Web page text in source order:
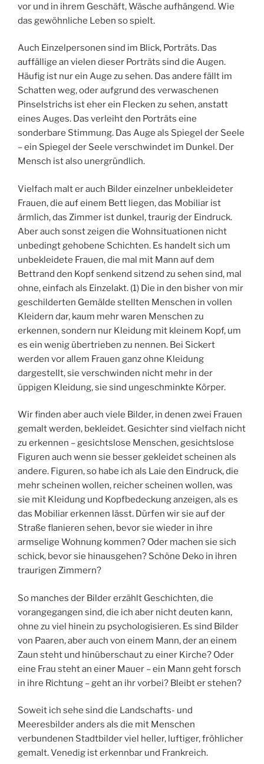
vor und in ihrem Geschäft, Wäsche aufhängend. Wie
das gewöhnliche Leben so spielt.
Auch Einzelpersonen sind im Blick, Porträts. Das
auffällige an vielen dieser Porträts sind die Augen.
Häufig ist nur ein Auge zu sehen. Das andere fällt im
Schatten weg, oder aufgrund des verwaschenen
Pinselstrichs ist eher ein Flecken zu sehen, anstatt
eines Auges. Das verleiht den Porträts eine
sonderbare Stimmung. Das Auge als Spiegel der Seele
– ein Spiegel der Seele verschwindet im Dunkel. Der
Mensch ist also unergründlich.
Vielfach malt er auch Bilder einzelner unbekleideter
Frauen, die auf einem Bett liegen, das Mobiliar ist
ärmlich, das Zimmer ist dunkel, traurig der Eindruck.
Aber auch sonst zeigen die Wohnsituationen nicht
unbedingt gehobene Schichten. Es handelt sich um
unbekleidete Frauen, die mal mit Mann auf dem
Bettrand den Kopf senkend sitzend zu sehen sind, mal
ohne, einfach als Einzelakt. (1) Die in den bisher von mir
geschilderten Gemälde stellten Menschen in vollen
Kleidern dar, kaum mehr waren Menschen zu
erkennen, sondern nur Kleidung mit kleinem Kopf, um
es ein wenig übertrieben zu nennen. Bei Sickert
werden vor allem Frauen ganz ohne Kleidung
dargestellt, sie verschwinden nicht mehr in der
üppigen Kleidung, sie sind ungeschminkte Körper.
Wir finden aber auch viele Bilder, in denen zwei Frauen
gemalt werden, bekleidet. Gesichter sind vielfach nicht
zu erkennen – gesichtslose Menschen, gesichtslose
Figuren auch wenn sie besser gekleidet scheinen als
andere. Figuren, so habe ich als Laie den Eindruck, die
mehr scheinen wollen, reicher scheinen wollen, was
sie mit Kleidung und Kopfbedeckung anzeigen, als es
das Mobiliar erkennen lässt. Dürfen wir sie auf der
Straße flanieren sehen, bevor sie wieder in ihre
armselige Wohnung kommen? Oder machen sie sich
schick, bevor sie hinausgehen? Schöne Deko in ihren
traurigen Zimmern?
So manches der Bilder erzählt Geschichten, die
vorangegangen sind, die ich aber nicht deuten kann,
ohne zu viel hinein zu psychologisieren. Es sind Bilder
von Paaren, aber auch von einem Mann, der an einem
Zaun steht und hinüberschaut zu einer Kirche? Oder
eine Frau steht an einer Mauer – ein Mann geht forsch
in ihre Richtung – geht an ihr vorbei? Bleibt er stehen?
Soweit ich sehe sind die Landschafts- und
Meeresbilder anders als die mit Menschen
verbundenen Stadtbilder viel heller, luftiger, fröhlicher
gemalt. Venedig ist erkennbar und Frankreich.